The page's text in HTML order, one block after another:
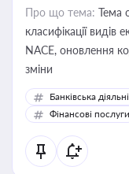
Про що тема: Тема
класифікації видів
NACE, оновлення
зміни
Банківська
Фінансові послуги